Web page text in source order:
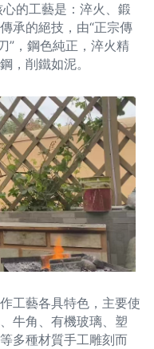
的工藝是：淬火、鍛
承的絕技，由“正宗傳
”，鋼色純正，淬火精
，削鐵如泥。
工藝各具特色，主要使
牛角、有機玻璃、塑
多種材質手工雕刻而